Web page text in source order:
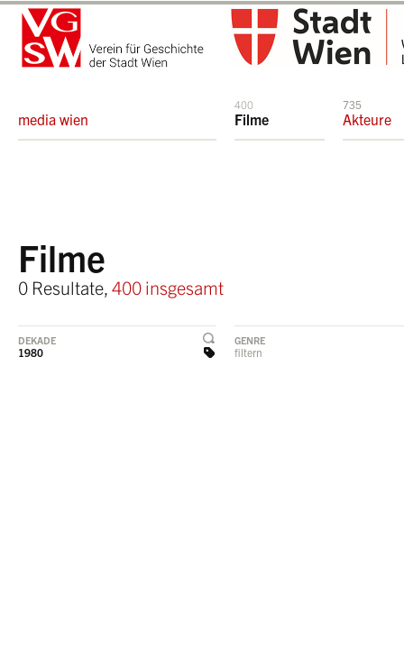
media wien
400
Filme
735
Akteure
Filme
0 Resultate, 400 insgesamt
DEKADE
1980
GENRE
filtern